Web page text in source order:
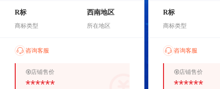
R标
商标类型
西南地区
所在地区
咨询客服
店铺售价
******
R标
商标类型
咨询客服
店铺售价
******